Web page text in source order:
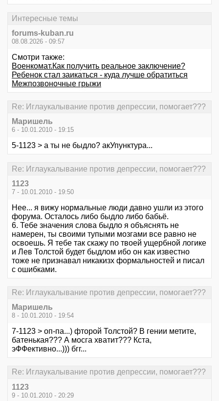
Интересные темы
forums-kuban.ru
08.08.2026 - 09:57
Смотри также:
Военкомат.Как получить реальное заключение?
Ребенок стал заикаться - куда лучше обратиться
Межпозвоночные грыжи
Re: Иглаукалывание против депрессии, помогает???
Маришель
6 - 10.01.2010 - 19:15
5-1123 > а ты не быдло? акУпунктура...
Re: Иглаукалывание против депрессии, помогает???
1123
7 - 10.01.2010 - 19:50
Нее... я вижу нормальные люди давно ушли из этого
форума. Осталось либо быдло либо бабьё.
6. Тебе значения слова быдло я объяснять не
намерен, ты своими тупыми мозгами все равно не
освоешь. Я тебе так скажу по твоей ущербной логике
и Лев Толстой будет быдлом ибо он как известно
тоже не признавал никакизх формальностей и писал
с ошибками.
Re: Иглаукалывание против депрессии, помогает???
Маришель
8 - 10.01.2010 - 19:54
7-1123 > оп-па...) фторой Толстой? В гении метите,
батенькая??? А мосга хватит??? Кста,
эФФективно...))) бгг...
Re: Иглаукалывание против депрессии, помогает???
1123
9 - 10.01.2010 - 20:29